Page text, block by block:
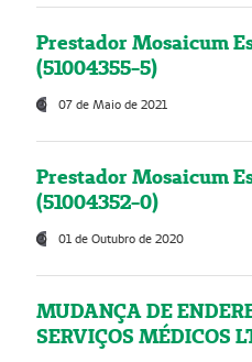
Prestador Mosaicum
(51004355-5)
07 de Maio de 2021
Prestador Mosaicum
(51004352-0)
01 de Outubro de 2020
MUDANÇA DE
SERVIÇOS MÉDICOS